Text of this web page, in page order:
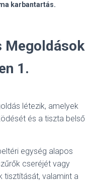
karbantartás.
Megoldások
1.
létezik, amelyek
és a tiszta belső
egység alapos
cseréjét vagy
tisztítását, valamint a